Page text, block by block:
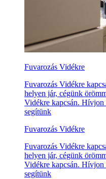
Fuvarozás Vidékre
Fuvarozás Vidékre
helyen jár, cégünk
Vidékre kapcsán.
segítünk
Fuvarozás Vidékre
Fuvarozás Vidékre
helyen jár, cégünk
Vidékre kapcsán.
segítünk